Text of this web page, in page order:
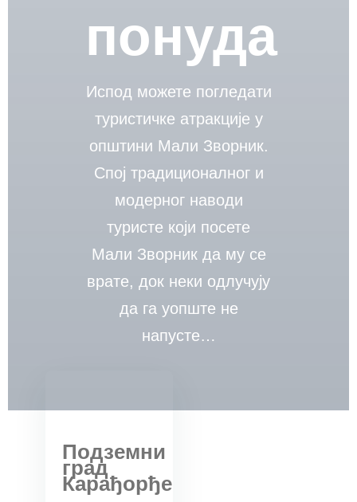
понуда
Испод можете погледати
туристичке атракције у
општини Мали Зворник.
Спој традиционалног и
модерног наводи
туристе који посете
Мали Зворник да му се
врате, док неки одлучују
да га уопште не
напусте…
Подземни
град
Карађорђевића